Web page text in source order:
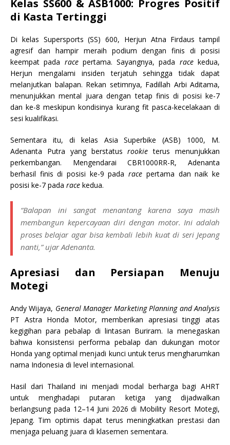
Kelas SS600 & ASB1000: Progres Positif
di Kasta Tertinggi
Di kelas Supersports (SS) 600, Herjun Atna Firdaus tampil
agresif dan hampir meraih podium dengan finis di posisi
keempat pada racepertama. Sayangnya, pada racekedua,
Herjun mengalami insiden terjatuh sehingga tidak dapat
melanjutkan balapan. Rekan setimnya, Fadillah Arbi Aditama,
menunjukkan mental juara dengan tetap finis di posisi ke-7
dan ke-8 meskipun kondisinya kurang fit pasca-kecelakaan di
sesi kualifikasi.
Sementara itu, di kelas Asia Superbike (ASB) 1000, M.
Adenanta Putra yang berstatusrookie terus menunjukkan
perkembangan. Mengendarai CBR1000RR-R, Adenanta
berhasil finis di posisi ke-9 padarace pertama dan naik ke
posisi ke-7 pada race kedua.
“Balapan ini sangat menantang karena saya masih
membangun kepercayaan diri dengan motor. Ini adalah
proses belajar agar bisa kembali lebih kuat di seri Jepang
nanti,” ujar Adenanta.
Apresiasi dan Persiapan Menuju
Motegi
Andy Wijaya, General Manager Marketing Planning and Analysis
PT Astra Honda Motor, memberikan apresiasi tinggi atas
kegigihan para pebalap di lintasan Buriram. Ia menegaskan
bahwa konsistensi performa pebalap dan dukungan motor
Honda yang optimal menjadi kunci untuk terus mengharumkan
nama Indonesia di level internasional.
Hasil dari Thailand ini menjadi modal berharga bagi AHRT
untuk menghadapi putaran ketiga yang dijadwalkan
berlangsung pada 12–14 Juni 2026 di Mobility Resort Motegi,
Jepang. Tim optimis dapat terus meningkatkan prestasi dan
menjaga peluang juara di klasemen sementara.